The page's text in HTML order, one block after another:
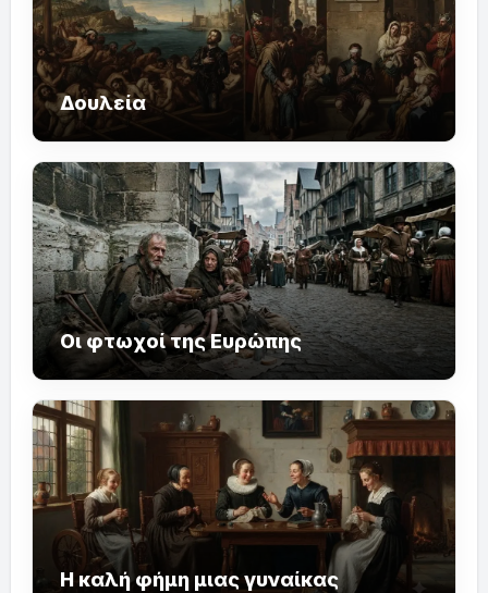
Δουλεία
Οι φτωχοί της Ευρώπης
Η καλή φήμη μιας γυναίκας